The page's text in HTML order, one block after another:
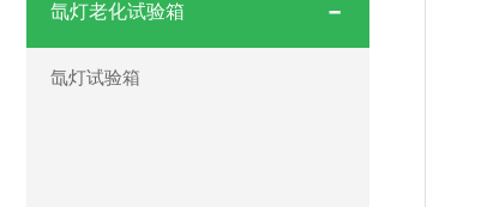
氙灯老化试验箱
氙灯试验箱